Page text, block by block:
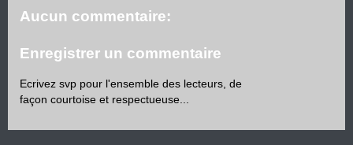
Aucun commentaire:
Enregistrer un commentaire
Ecrivez svp pour l'ensemble des lecteurs, de
façon courtoise et respectueuse...